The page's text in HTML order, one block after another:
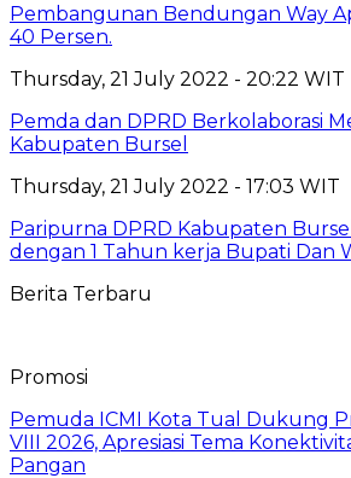
Pembangunan Bendungan Way
40 Persen.
Thursday, 21 July 2022 - 20:22 WIT
Pemda dan DPRD Berkolaborasi
Kabupaten Bursel
Thursday, 21 July 2022 - 17:03 WIT
Paripurna DPRD Kabupaten
dengan 1 Tahun kerja Bupati Dan
Berita Terbaru
Promosi
Pemuda ICMI Kota Tual Dukung
VIII 2026, Apresiasi Tema
Pangan